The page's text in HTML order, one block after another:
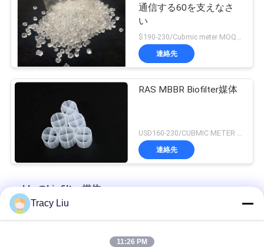
通信する60を支えなさ
い
$190-230/Cubmic meter MOQ:1CubmicMeter
連絡先
RAS MBBR Biofilter媒体
USD160-230/CUBMIC METER MOQ:1CubmicMeter
連絡先
mbbrのbiofilter媒体
25X4mmの水産養殖生物フィルター池の表面積
Tracy Liu
11:26 PM